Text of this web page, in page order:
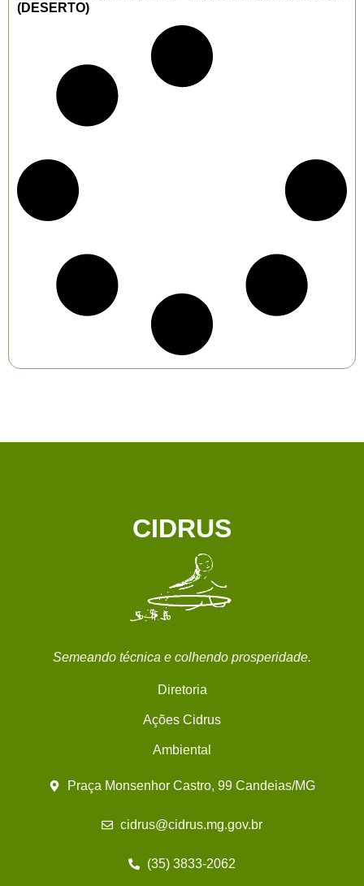
(DESERTO)
CIDRUS
Semeando técnica e colhendo prosperidade.
Diretoria
Ações Cidrus
Ambiental
Praça Monsenhor Castro, 99 Candeias/MG
cidrus@cidrus.mg.gov.br
(35) 3833-2062